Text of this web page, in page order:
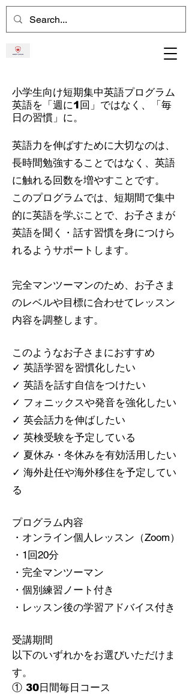
小学生向け短期集中英語プログラム
英語を「週に1回」ではなく、「毎
日の習慣」に。
英語力を伸ばすために大切なのは、
長時間勉強することではなく、英語
に触れる回数を増やすことです。
このプログラムでは、短期間で集中
的に英語を学ぶことで、お子さまが
英語を聞く・話す習慣を身につけら
れるようサポートします。
完全マンツーマンのため、お子さま
のレベルや目標に合わせてレッスン
内容を調整します。
このようなお子さまにおすすめ
✓ 英語学習を習慣化したい
✓ 英語を話す自信をつけたい
✓ フォニックスや発音を強化したい
✓ 英会話力を伸ばしたい
✓ 英検受験を予定している
✓ 夏休み・冬休みを有効活用したい
✓ 海外赴任や海外移住を予定してい
る
プログラム内容
・オンライン個人レッスン（Zoom）
・1回20分
・完全マンツーマン
・個別練習ノート付き
・レッスン後の学習アドバイス付き
受講期間
以下のいずれかをお選びいただけま
す。
① 30日間毎日コース